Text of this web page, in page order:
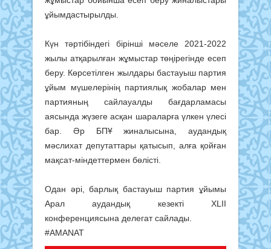
ұйымдастырылды.
Күн тәртібіндегі бірінші мәселе 2021-2022
жылы атқарылған жұмыстар төңірегінде есеп
беру. Көрсетілген жылдары бастауыш партия
ұйым мүшелерінің партиялық жобалар мен
партияның сайлауалды бағдарламасы
аясында жүзеге асқан шараларға үлкен үлесі
бар. Әр БПҰ жиналысына, аудандық
мәслихат депутаттары қатысып, алға қойған
мақсат-міндеттермен бөлісті.
Одан әрі, барлық бастауыш партия ұйымы
Арал аудандық кезекті ХLII
конференциясына делегат сайлады.
#AMANAT